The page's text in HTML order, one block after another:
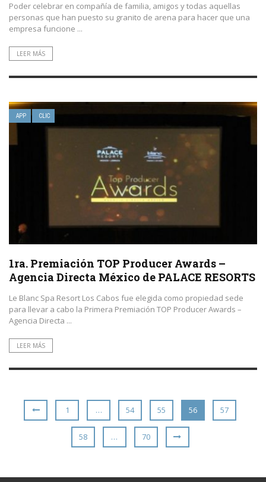
Poder celebrar en compañía de familia, amigos y todas aquellas
personas que han puesto su granito de arena para hacer que una
empresa funcione ...
LEER MÁS
APP CLIC
1ra. Premiación TOP Producer Awards –
Agencia Directa México de PALACE RESORTS
Le Blanc Spa Resort Los Cabos fue elegida como propiedad sede
para llevar a cabo la Primera Premiación TOP Producer Awards –
Agencia Directa ...
LEER MÁS
1 … 54 55 56 57
58 … 70